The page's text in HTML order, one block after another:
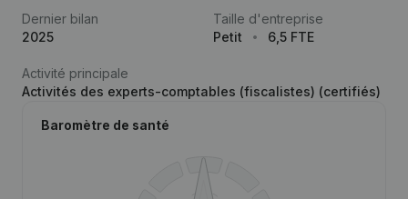
Dernier bilan
2025
Taille d'entreprise
Petit
6,5 FTE
Activité principale
Activités des experts-comptables (fiscalistes) (certifiés)
Baromètre de santé